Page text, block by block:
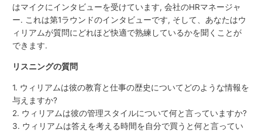
はマイクにインタビューを受けています, 会社のHRマネージャ
ー. これは第1ラウンドのインタビューです, そして、あなたはウ
ィリアムが質問にどれほど快適で熟練しているかを聞くことが
できます.
リスニングの質問
1. ウィリアムは彼の教育と仕事の歴史についてどのような情報を
与えますか?
2. ウィリアムは彼の管理スタイルについて何と言っていますか?
3. ウィリアムは答えを考える時間を自分で買うと何と言ってい